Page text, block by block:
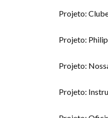
Projeto:
Projeto:
Projeto:
Projeto: